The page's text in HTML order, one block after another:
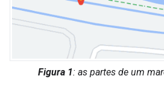
Figura 1: as partes de um